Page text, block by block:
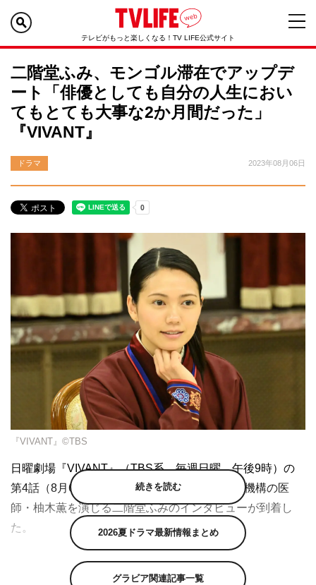
テレビがもっと楽しくなる！TV LIFE公式サイト
二階堂ふみ、モンゴル滞在でアップデ
ート「俳優としても自分の人生におい
てもとても大事な2か月間だった」
『VIVANT』
ドラマ 2023年08月06日
『VIVANT』©TBS
日曜劇場『VIVANT』（TBS系 毎週日曜 午後9時）の
第4話（8月6日（日）放送）を前に、世界医療機構の医
師・柚木薫を演じる二階堂ふみのインタビューが到着し
た。
本作は、『半沢直樹』をはじめ数々の大ヒットドラマを世
に送り出してきた福澤克雄が原作・演出を手掛ける最新
続きを読む
2026夏ドラマ最新情報まとめ
グラビア関連記事一覧